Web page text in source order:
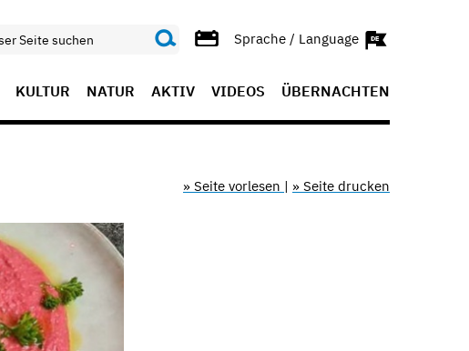
Sprache / Language
KULTUR NATUR AKTIV VIDEOS ÜBERNACHTEN
» Seite vorlesen | » Seite drucken